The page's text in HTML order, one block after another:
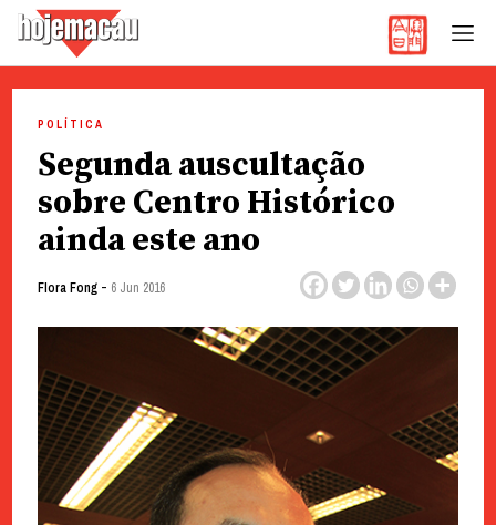
content
POLÍTICA
Segunda auscultação
sobre Centro Histórico
ainda este ano
Flora Fong- 6 Jun 2016